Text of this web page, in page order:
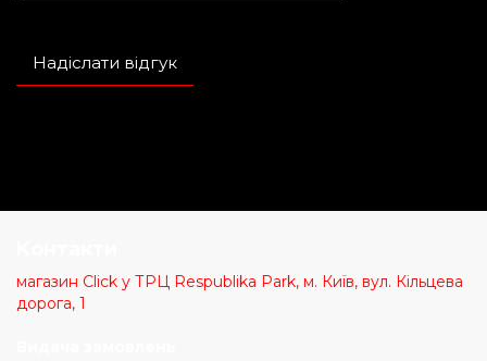
Надіслати відгук
магазин Click у ТРЦ Respublika Park, м. Київ, вул. Кільцева
дорога, 1